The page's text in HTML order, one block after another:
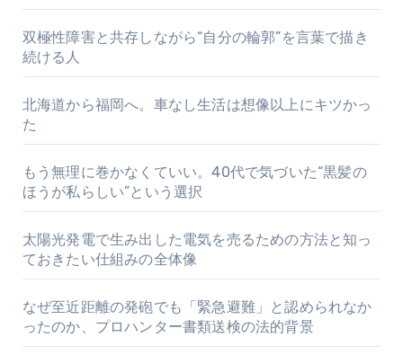
双極性障害と共存しながら“自分の輪郭”を言葉で描き
続ける人
北海道から福岡へ。車なし生活は想像以上にキツかっ
た
もう無理に巻かなくていい。40代で気づいた“黒髪の
ほうが私らしい”という選択
太陽光発電で生み出した電気を売るための方法と知っ
ておきたい仕組みの全体像
なぜ至近距離の発砲でも「緊急避難」と認められなか
ったのか、プロハンター書類送検の法的背景